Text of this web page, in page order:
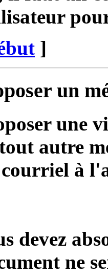
]
un
une
autre
à
devez
ne